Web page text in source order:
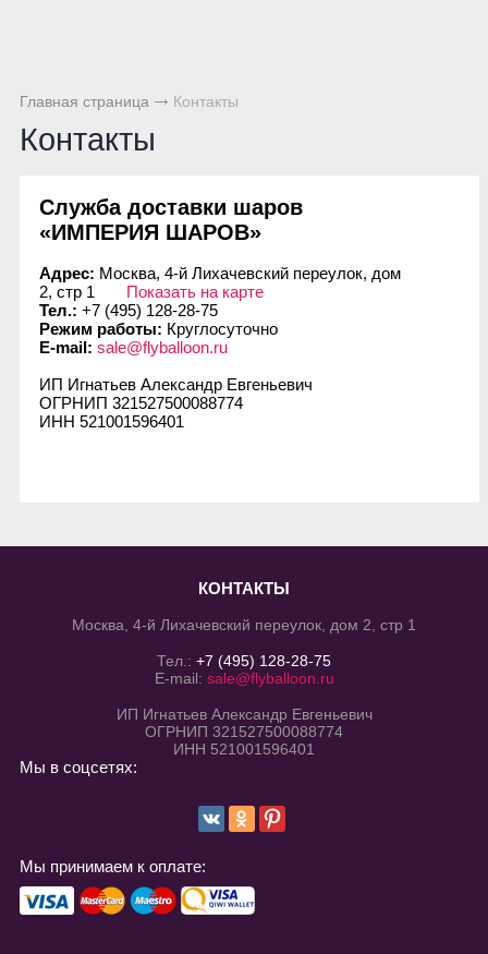
Главная страница Контакты
Контакты
Служба доставки шаров
«ИМПЕРИЯ ШАРОВ»
Адрес: Москва, 4-й Лихачевский переулок, дом
2, стр 1
Показать на карте
Тел.: +7 (495) 128-28-75
Режим работы: Круглосуточно
E-mail: sale@flyballoon.ru
ИП Игнатьев Александр Евгеньевич
ОГРНИП 321527500088774
ИНН 521001596401
КОНТАКТЫ
Москва, 4-й Лихачевский переулок, дом 2, стр 1
Тел.: +7 (495) 128-28-75
E-mail: sale@flyballoon.ru
ИП Игнатьев Александр Евгеньевич
ОГРНИП 321527500088774
ИНН 521001596401
Мы в соцсетях:
Мы принимаем к оплате: